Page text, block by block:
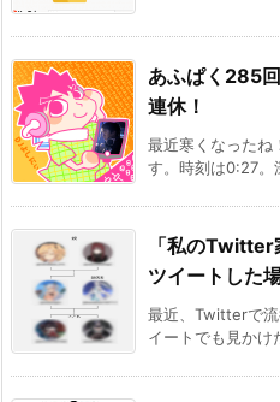
あふぱく285
連休！
最近寒くなったね
す。時刻は0:27。
「私の
ツイートした
最近、Twitterで
イートでも見かけ